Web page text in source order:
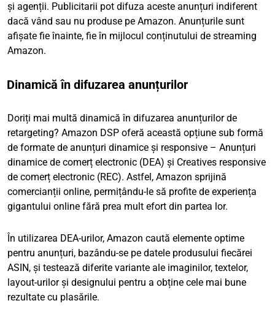
și agenții. Publicitarii pot difuza aceste anunțuri indiferent
dacă vând sau nu produse pe Amazon. Anunțurile sunt
afișate fie înainte, fie în mijlocul conținutului de streaming
Amazon.
Dinamică în difuzarea anunțurilor
Doriți mai multă dinamică în difuzarea anunțurilor de
retargeting? Amazon DSP oferă această opțiune sub formă
de formate de anunțuri dinamice și responsive – Anunțuri
dinamice de comerț electronic (DEA) și Creatives responsive
de comerț electronic (REC). Astfel, Amazon sprijină
comercianții online, permițându-le să profite de experiența
gigantului online fără prea mult efort din partea lor.
În utilizarea DEA-urilor, Amazon caută elemente optime
pentru anunțuri, bazându-se pe datele produsului fiecărei
ASIN, și testează diferite variante ale imaginilor, textelor,
layout-urilor și designului pentru a obține cele mai bune
rezultate cu plasările.